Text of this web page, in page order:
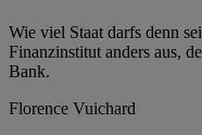
Wie viel Staat darfs denn
Finanzinstitut anders aus,
Bank.
Florence Vuichard